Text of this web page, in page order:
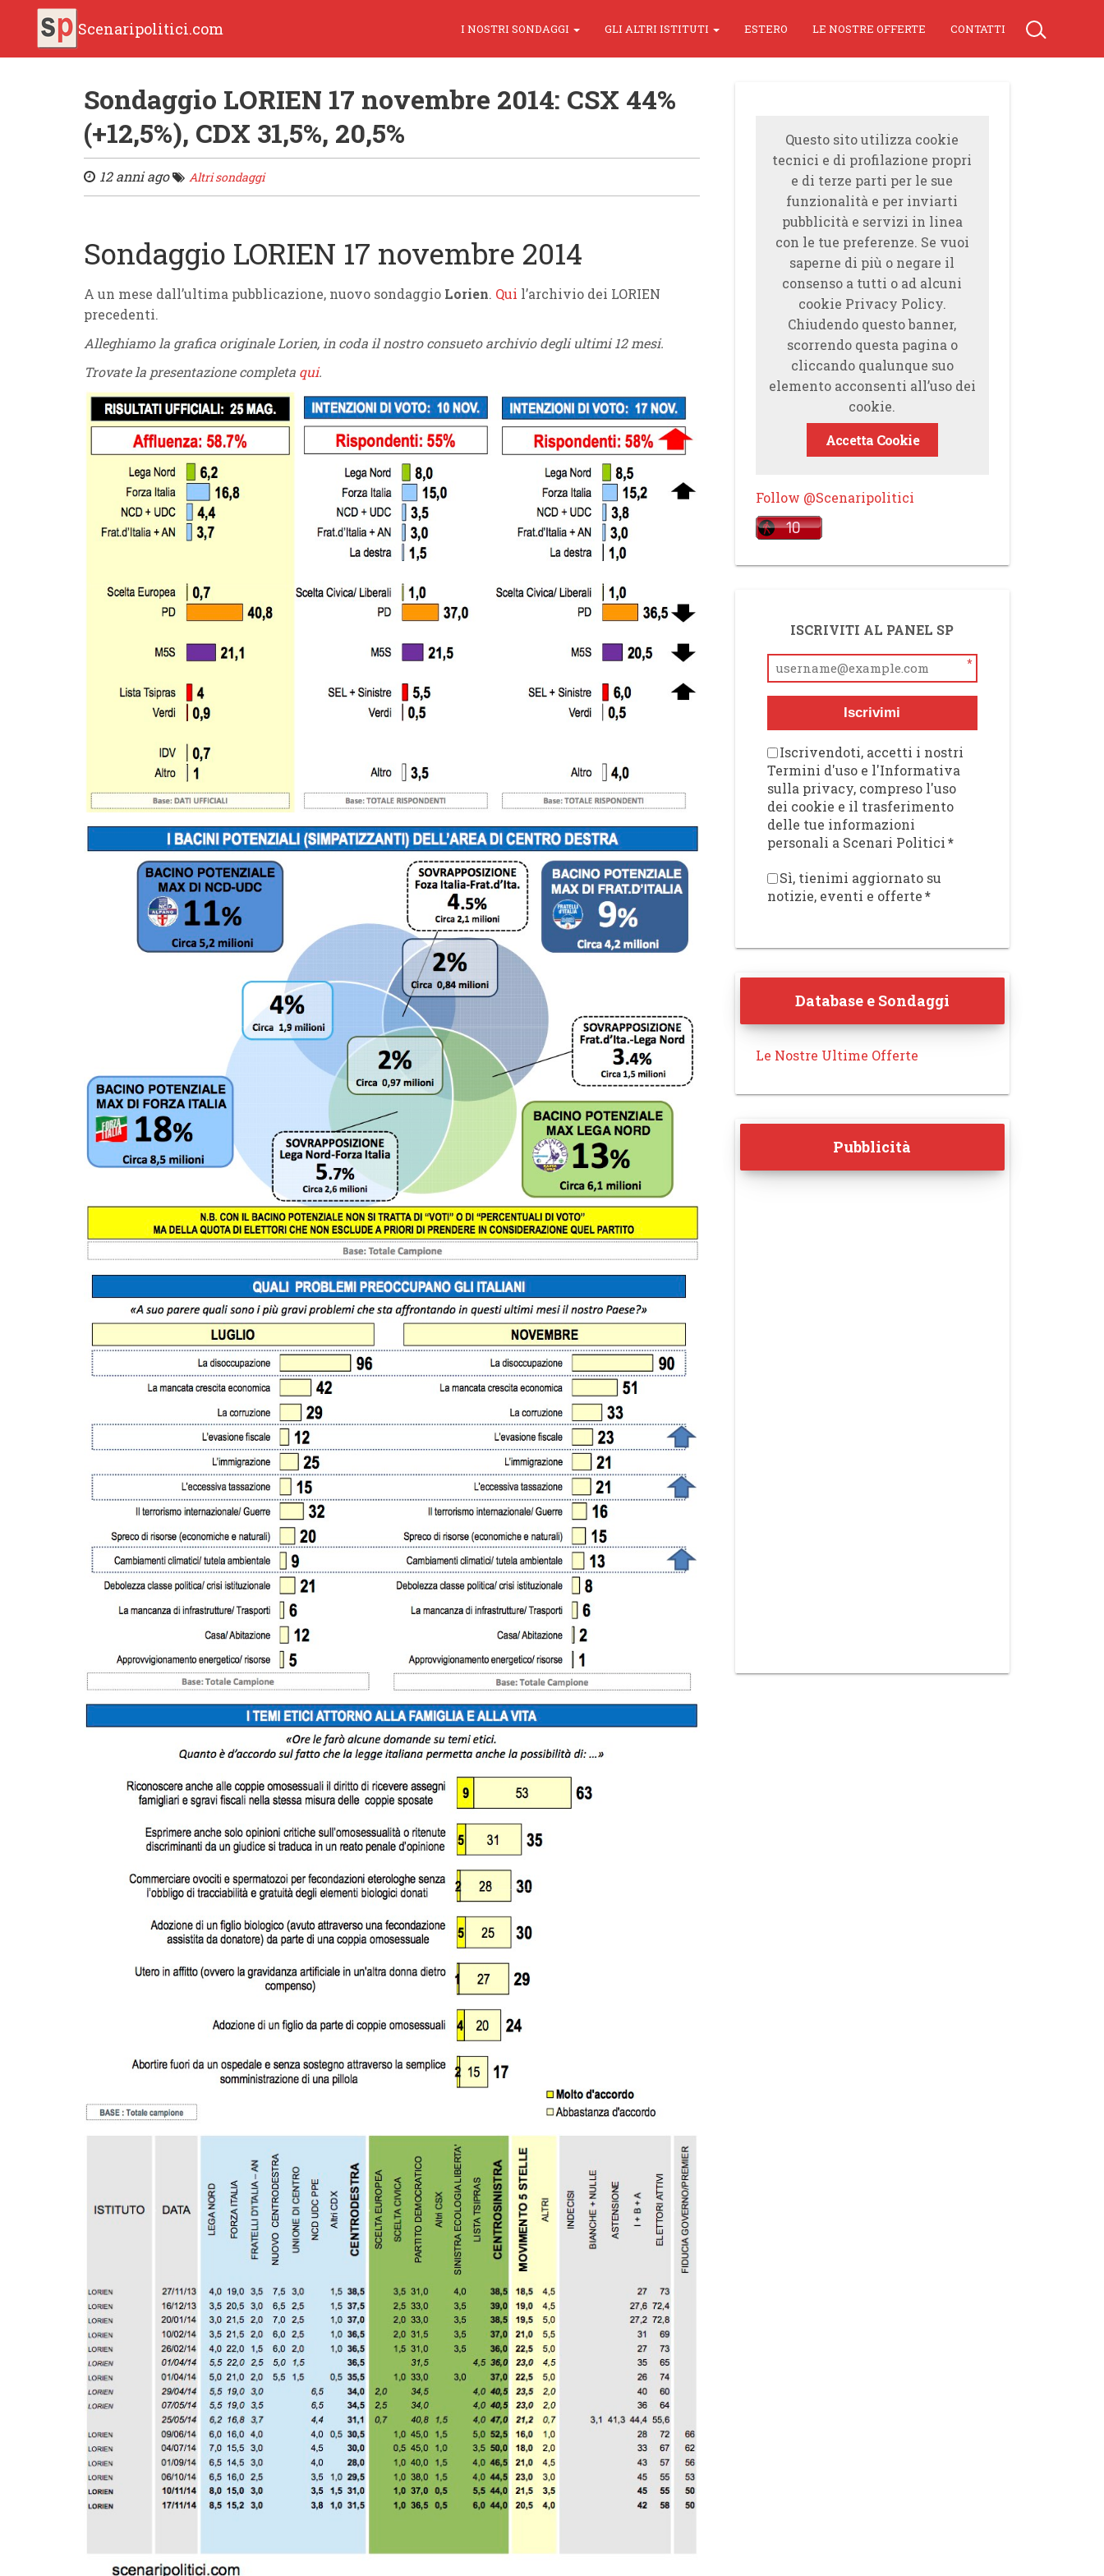
Scenaripolitici.com I NOSTRI SONDAGGI GLI ALTRI ISTITUTI ESTERO LE NOSTRE OFFERTE CONTATTI
Sondaggio LORIEN 17 novembre 2014: CSX 44%
(+12,5%), CDX 31,5%, 20,5%
12 anni ago Altri sondaggi
Sondaggio LORIEN 17 novembre 2014
A un mese dall’ultima pubblicazione, nuovo sondaggio Lorien. Qui l’archivio dei LORIEN
precedenti.
Alleghiamo la grafica originale Lorien, in coda il nostro consueto archivio degli ultimi 12 mesi.
Trovate la presentazione completa qui.
Questo sito utilizza cookie
tecnici e di profilazione propri
e di terze parti per le sue
funzionalità e per inviarti
pubblicità e servizi in linea
con le tue preferenze. Se vuoi
saperne di più o negare il
consenso a tutti o ad alcuni
cookie Privacy Policy.
Chiudendo questo banner,
scorrendo questa pagina o
cliccando qualunque suo
elemento acconsenti all’uso dei
cookie.
Accetta Cookie
Follow @Scenaripolitici
ISCRIVITI AL PANEL SP
*
Iscrivimi
Iscrivendoti, accetti i nostri
Termini d'uso e l'Informativa
sulla privacy, compreso l'uso
dei cookie e il trasferimento
delle tue informazioni
personali a Scenari Politici*
Sì, tienimi aggiornato su
notizie, eventi e offerte*
Database e Sondaggi
Le Nostre Ultime Offerte
Pubblicità